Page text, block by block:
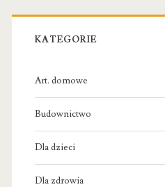
KATEGORIE
Art. domowe
Budownictwo
Dla dzieci
Dla zdrowia